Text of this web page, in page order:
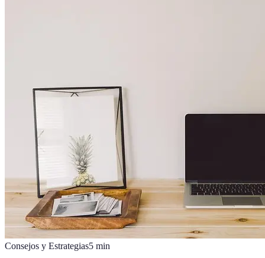
Consejos y Estrategias5 min